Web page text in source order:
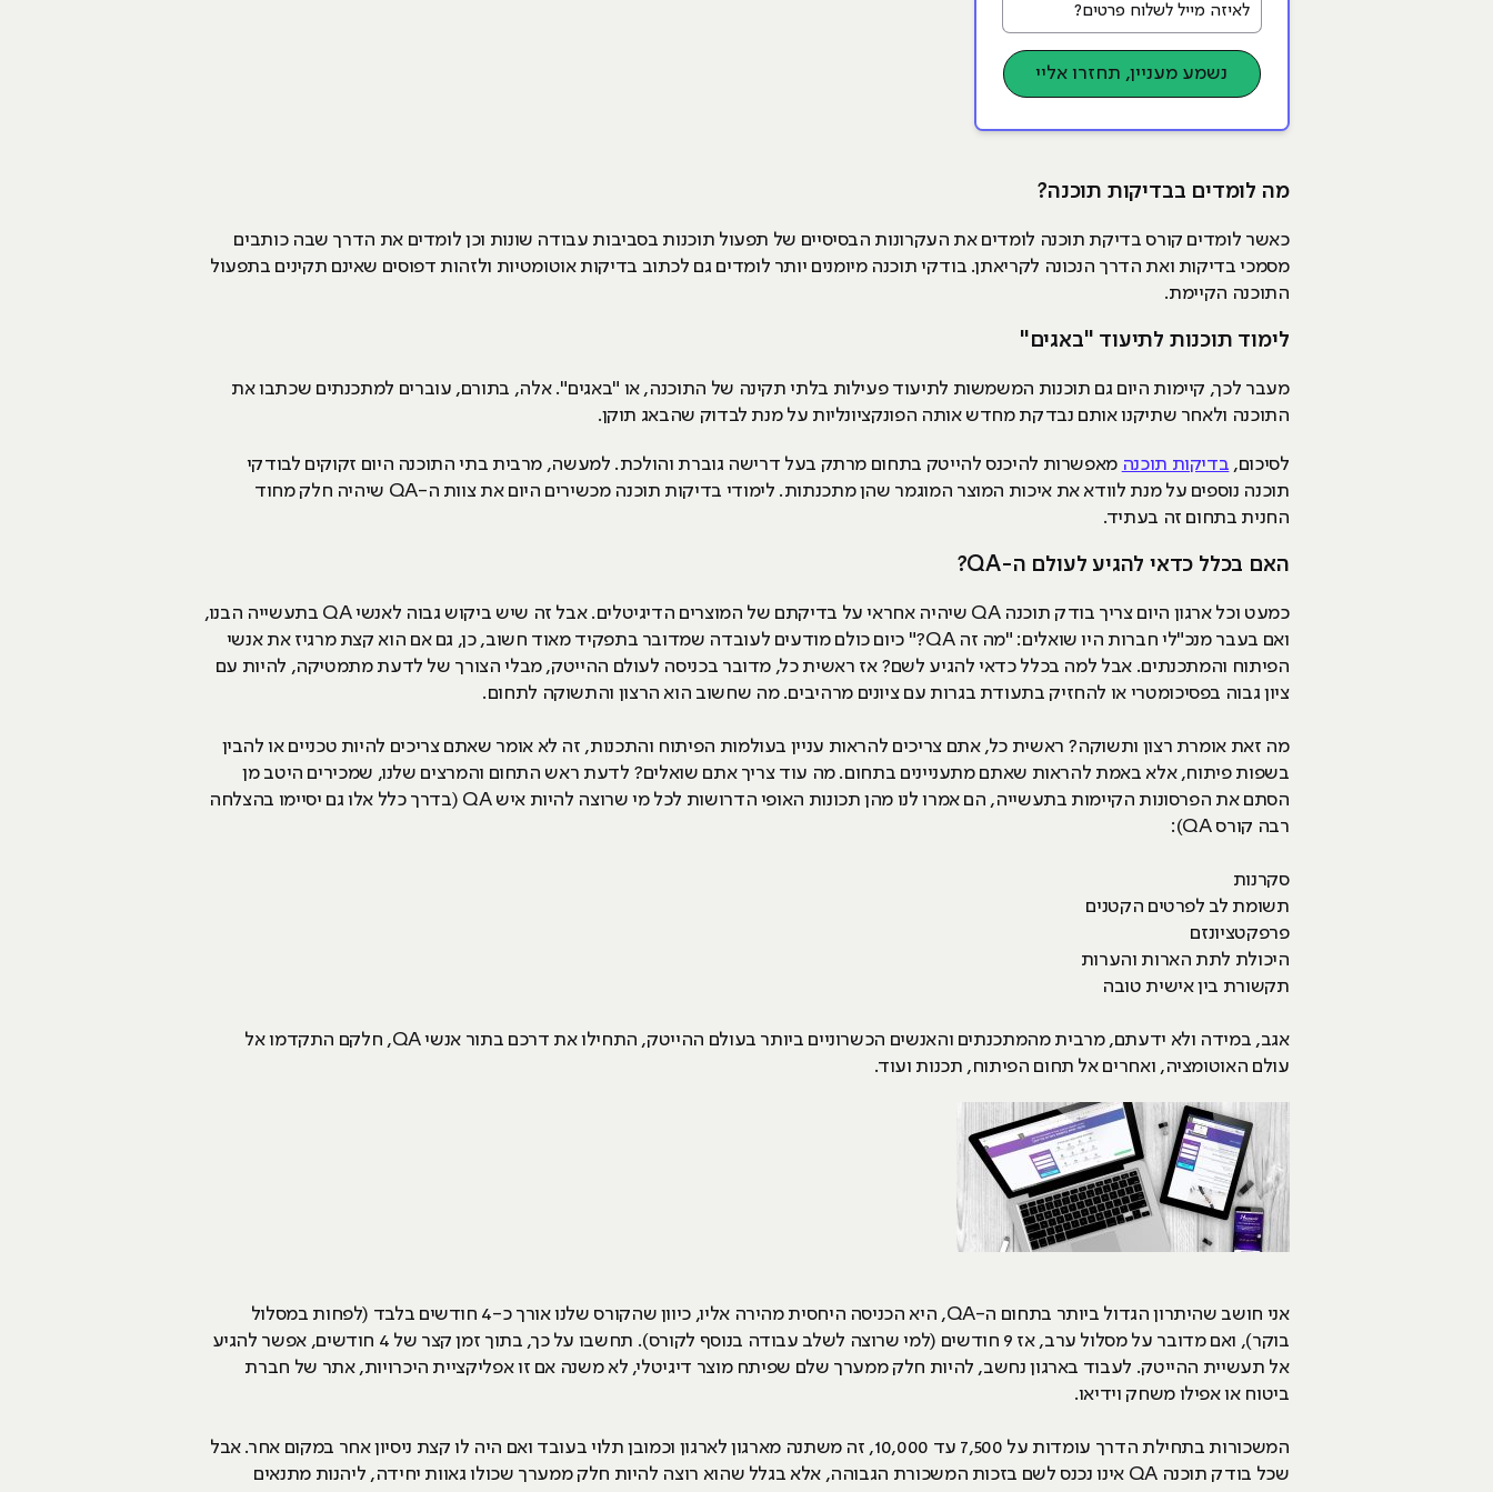
נשמע מעניין, תחזרו אליי
מה לומדים בבדיקות תוכנה?
כאשר לומדים קורס בדיקת תוכנה לומדים את העקרונות הבסיסיים של תפעול תוכנות בסביבות עבודה שונות וכן לומדים את הדרך שבה כותבים
מסמכי בדיקות ואת הדרך הנכונה לקריאתן. בודקי תוכנה מיומנים יותר לומדים גם לכתוב בדיקות אוטומטיות ולזהות דפוסים שאינם תקינים בתפעול
התוכנה הקיימת.
לימוד תוכנות לתיעוד "באגים"
מעבר לכך, קיימות היום גם תוכנות המשמשות לתיעוד פעילות בלתי תקינה של התוכנה, או "באגים". אלה, בתורם, עוברים למתכנתים שכתבו את
התוכנה ולאחר שתיקנו אותם נבדקת מחדש אותה הפונקציונליות על מנת לבדוק שהבאג תוקן.
לסיכום, בדיקות תוכנה מאפשרות להיכנס להייטק בתחום מרתק בעל דרישה גוברת והולכת. למעשה, מרבית בתי התוכנה היום זקוקים לבודקי
תוכנה נוספים על מנת לוודא את איכות המוצר המוגמר שהן מתכנתות. לימודי בדיקות תוכנה מכשירים היום את צוות ה-QA שיהיה חלק מחוד
החנית בתחום זה בעתיד.
האם בכלל כדאי להגיע לעולם ה-QA?
כמעט וכל ארגון היום צריך בודק תוכנה QA שיהיה אחראי על בדיקתם של המוצרים הדיגיטלים. אבל זה שיש ביקוש גבוה לאנשי QA בתעשייה הבנו,
ואם בעבר מנכ"לי חברות היו שואלים: "מה זה QA?" כיום כולם מודעים לעובדה שמדובר בתפקיד מאוד חשוב, כן, גם אם הוא קצת מרגיז את אנשי
הפיתוח והמתכנתים. אבל למה בכלל כדאי להגיע לשם? אז ראשית כל, מדובר בכניסה לעולם ההייטק, מבלי הצורך של לדעת מתמטיקה, להיות עם
ציון גבוה בפסיכומטרי או להחזיק בתעודת בגרות עם ציונים מרהיבים. מה שחשוב הוא הרצון והתשוקה לתחום.
מה זאת אומרת רצון ותשוקה? ראשית כל, אתם צריכים להראות עניין בעולמות הפיתוח והתכנות, זה לא אומר שאתם צריכים להיות טכניים או להבין
בשפות פיתוח, אלא באמת להראות שאתם מתעניינים בתחום. מה עוד צריך אתם שואלים? לדעת ראש התחום והמרצים שלנו, שמכירים היטב מן
הסתם את הפרסונות הקיימות בתעשייה, הם אמרו לנו מהן תכונות האופי הדרושות לכל מי שרוצה להיות איש QA (בדרך כלל אלו גם יסיימו בהצלחה
רבה קורס QA):
סקרנות
תשומת לב לפרטים הקטנים
פרפקטציונזם
היכולת לתת הארות והערות
תקשורת בין אישית טובה
אגב, במידה ולא ידעתם, מרבית מהמתכנתים והאנשים הכשרוניים ביותר בעולם ההייטק, התחילו את דרכם בתור אנשי QA, חלקם התקדמו אל
עולם האוטומציה, ואחרים אל תחום הפיתוח, תכנות ועוד.
אני חושב שהיתרון הגדול ביותר בתחום ה-QA, היא הכניסה היחסית מהירה אליו, כיוון שהקורס שלנו אורך כ-4 חודשים בלבד (לפחות במסלול
בוקר), ואם מדובר על מסלול ערב, אז 9 חודשים (למי שרוצה לשלב עבודה בנוסף לקורס). תחשבו על כך, בתוך זמן קצר של 4 חודשים, אפשר להגיע
אל תעשיית ההייטק. לעבוד בארגון נחשב, להיות חלק ממערך שלם שפיתח מוצר דיגיטלי, לא משנה אם זו אפליקציית היכרויות, אתר של חברת
ביטוח או אפילו משחק וידיאו.
המשכורות בתחילת הדרך עומדות על 7,500 עד 10,000, זה משתנה מארגון לארגון וכמובן תלוי בעובד ואם היה לו קצת ניסיון אחר במקום אחר. אבל
שכל בודק תוכנה QA אינו נכנס לשם בזכות המשכורת הגבוהה, אלא בגלל שהוא רוצה להיות חלק ממערך שכולו גאוות יחידה, ליהנות מתנאים